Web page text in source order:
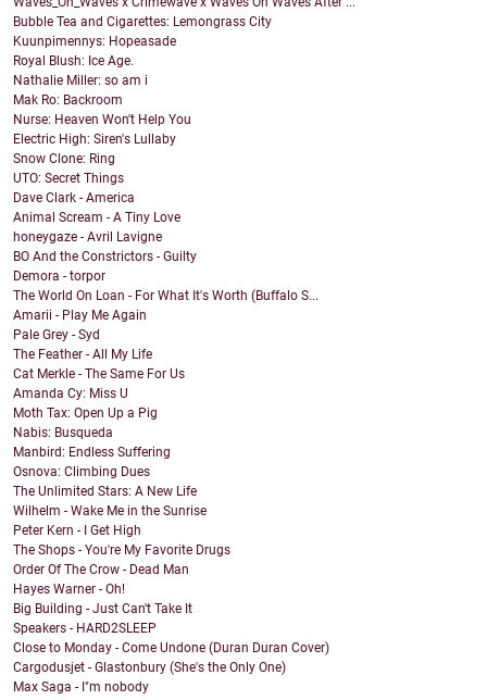
Bubble Tea and Cigarettes: Lemongrass City
Kuunpimennys: Hopeasade
Royal Blush: Ice Age.
Nathalie Miller: so am i
Mak Ro: Backroom
Nurse: Heaven Won't Help You
Electric High: Siren's Lullaby
Snow Clone: Ring
UTO: Secret Things
Dave Clark - America
Animal Scream - A Tiny Love
honeygaze - Avril Lavigne
BO And the Constrictors - Guilty
Demora - torpor
The World On Loan - For What It's Worth (Buffalo S...
Amarii - Play Me Again
Pale Grey - Syd
The Feather - All My Life
Cat Merkle - The Same For Us
Amanda Cy: Miss U
Moth Tax: Open Up a Pig
Nabis: Busqueda
Manbird: Endless Suffering
Osnova: Climbing Dues
The Unlimited Stars: A New Life
Wilhelm - Wake Me in the Sunrise
Peter Kern - I Get High
The Shops - You're My Favorite Drugs
Order Of The Crow - Dead Man
Hayes Warner - Oh!
Big Building - Just Can't Take It
Speakers - HARD2SLEEP
Close to Monday - Come Undone (Duran Duran Cover)
Cargodusjet - Glastonbury (She's the Only One)
Max Saga - I"m nobody